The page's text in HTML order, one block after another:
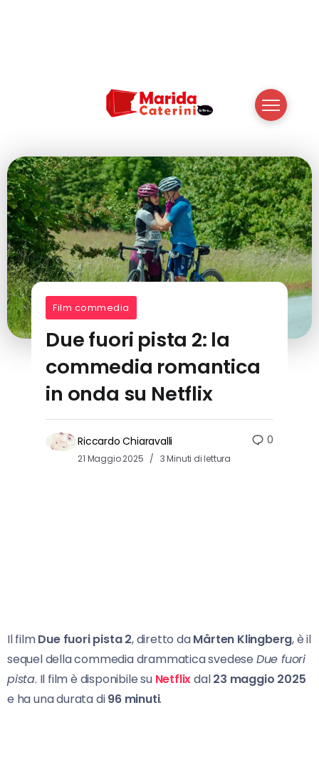
Film commedia
Due fuori pista 2: la
commedia romantica
in onda su Netflix
Riccardo Chiaravalli
21 Maggio 2025 3 Minuti di lettura
0
Il filmDue fuori pista 2, diretto daMårten Klingberg, è il
sequel della commedia drammatica svedese Due fuori
pista. Il film è disponibile su Netflixdal23 maggio 2025
e ha una durata di96 minuti.